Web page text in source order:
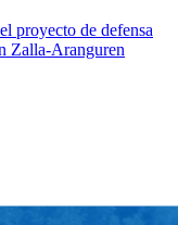
proyecto de defensa
Zalla-Aranguren